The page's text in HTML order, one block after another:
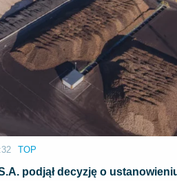
TOP
podjął decyzję o